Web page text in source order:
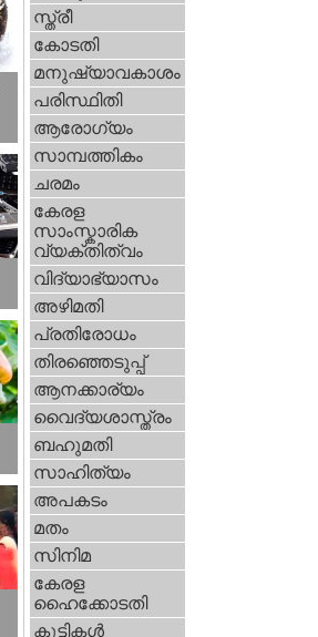
സ്ത്രീ
കോടതി
മനുഷ്യാവകാശം
പരിസ്ഥിതി
ആരോഗ്യം
സാമ്പത്തികം
ചരമം
കേരള
സാംസ്കാരിക
വ്യക്തിത്വം
വിദ്യാഭ്യാസം
അഴിമതി
പ്രതിരോധം
തിരഞ്ഞെടുപ്പ്
ആനക്കാര്യം
വൈദ്യശാസ്ത്രം
ബഹുമതി
സാഹിത്യം
അപകടം
മതം
സിനിമ
കേരള
ഹൈക്കോടതി
കുട്ടികള്‍